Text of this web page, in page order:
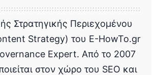
Στρατηγικής Περιεχομένου
Strategy) του E-HowTo.gr
Expert. Από το 2007
στον χώρο του SEO και